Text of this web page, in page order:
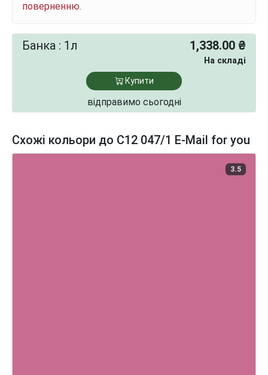
поверненню.
Банка : 1л 1,338.00 ₴
На складі
Купити
відправимо сьогодні
Схожі кольори до C12 047/1 E-Mail for you
3.5